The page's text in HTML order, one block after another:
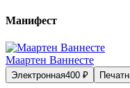
Манифест
Маартен Ваннесте
Электронная400 ₽